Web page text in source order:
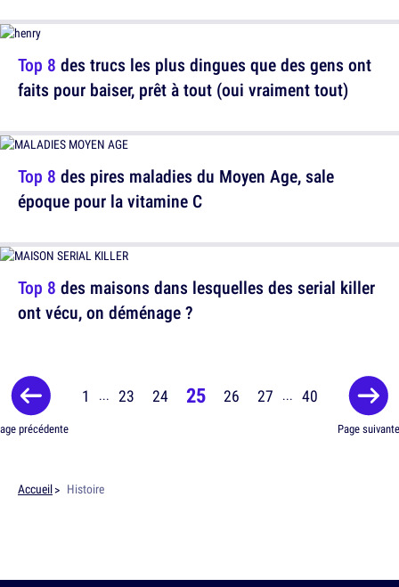
Top 8 des pires maladies du Moyen Age, sale
époque pour la vitamine C
Top 8 des trucs les plus dingues que des gens ont
faits pour baiser, prêt à tout (oui vraiment tout)
Top 8 des maisons dans lesquelles des serial killer
ont vécu, on déménage ?
précédente
1 ... 23 24 25 26 27 ... 40
Page suivante
Accueil Histoire